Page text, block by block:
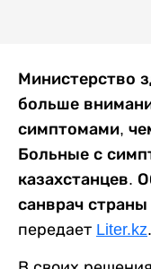
Министерство
больше
симптомами,
Больные с
казахстанцев.
санврач
передает Liter.kz.